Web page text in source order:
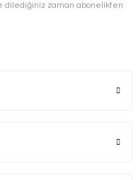
dilediğiniz zaman abonelikten